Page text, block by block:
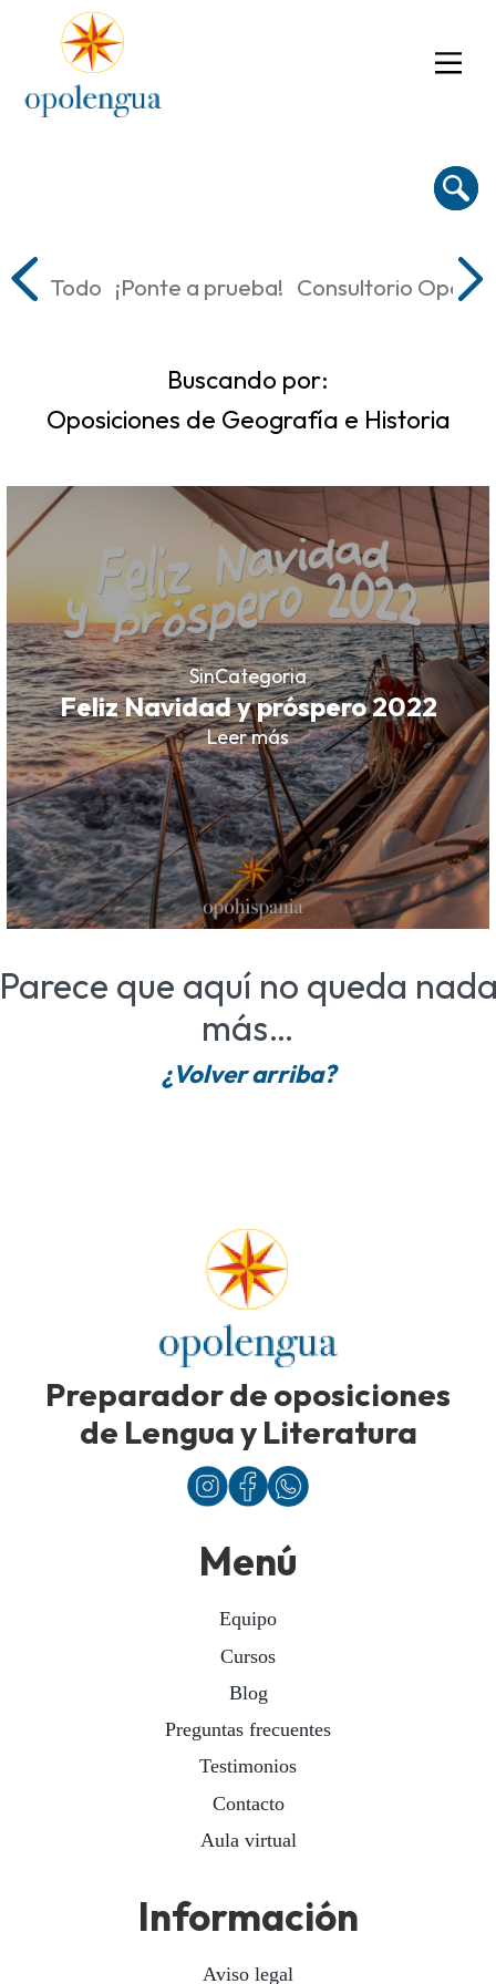
Todo ¡Ponte a prueba! Consultorio
Buscando por:
Oposiciones de Geografía e Historia
SinCategoria
Feliz Navidad y próspero 2022
Leer más
que aquí no queda
más…
¿Volver arriba?
Preparador de oposiciones
de Lengua y Literatura
Menú
Equipo
Cursos
Blog
Preguntas frecuentes
Testimonios
Contacto
Aula virtual
Información
Aviso legal